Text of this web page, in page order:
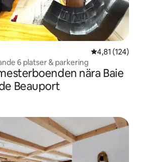
4,81 av 5 i
4,81 (124)
6 platser & parkering
nära Baie
Beauport